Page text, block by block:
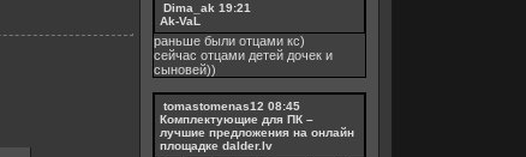
Dima_ak 19:21
Ak-VaL
раньше были отцами кс)
сейчас отцами детей дочек и
сыновей))
tomastomenas12 08:45
Комплектующие для ПК –
лучшие предложения на онлайн
площадке dalder.lv